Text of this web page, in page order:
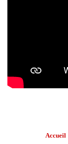
Accueil